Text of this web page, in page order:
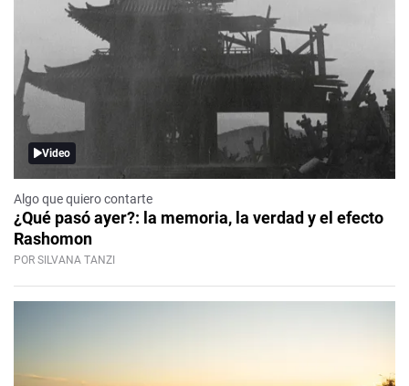
Video
Algo que quiero contarte
¿Qué pasó ayer?: la memoria, la verdad y el efecto
Rashomon
POR SILVANA TANZI